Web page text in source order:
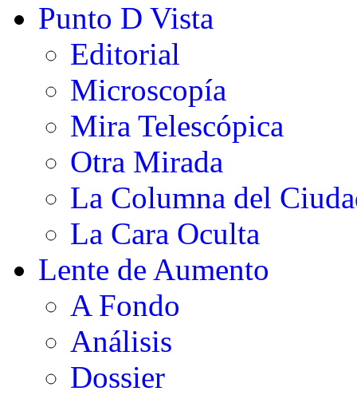
Punto D Vista
Editorial
Microscopía
Mira Telescópica
Otra Mirada
La Columna del
La Cara Oculta
Lente de Aumento
A Fondo
Análisis
Dossier